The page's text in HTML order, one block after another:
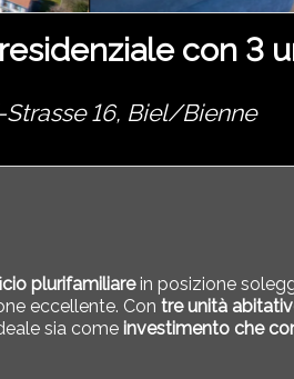
con 3
16, Biel/Bienne
plurifamiliarein posizione
eccellente. Contre unità
sia come investimento che